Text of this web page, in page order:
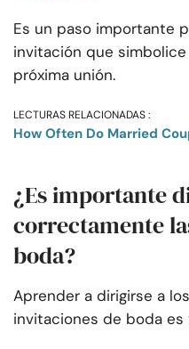
Es un paso importante
invitación que
próxima unión.
LECTURAS RELACIONADAS :
How Often Do Married
¿Es importante
correctamente
boda?
Aprender a dirigirse a
invitaciones de boda es